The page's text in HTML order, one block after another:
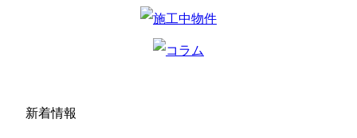
新着情報